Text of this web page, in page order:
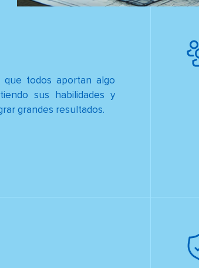
todos aportan algo
sus habilidades y
grandes resultados.